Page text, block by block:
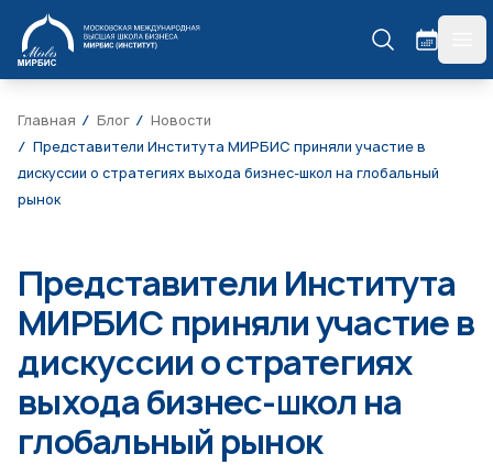
МИРБИС
Главная Блог
Новости
Представители Института МИРБИС приняли участие в
дискуссии о стратегиях выхода бизнес-школ на глобальный
рынок
Представители Института
МИРБИС приняли участие в
дискуссии о стратегиях
выхода бизнес-школ на
глобальный рынок